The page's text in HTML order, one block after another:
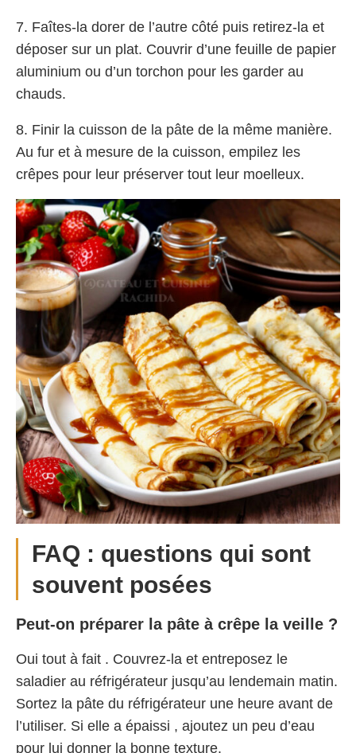
7. Faîtes-la dorer de l’autre côté puis retirez-la et
déposer sur un plat. Couvrir d’une feuille de papier
aluminium ou d’un torchon pour les garder au
chauds.
8. Finir la cuisson de la pâte de la même manière.
Au fur et à mesure de la cuisson, empilez les
crêpes pour leur préserver tout leur moelleux.
FAQ : questions qui sont
souvent posées
Peut-on préparer la pâte à crêpe la veille ?
Oui tout à fait . Couvrez-la et entreposez le
saladier au réfrigérateur jusqu’au lendemain matin.
Sortez la pâte du réfrigérateur une heure avant de
l’utiliser. Si elle a épaissi , ajoutez un peu d’eau
pour lui donner la bonne texture.